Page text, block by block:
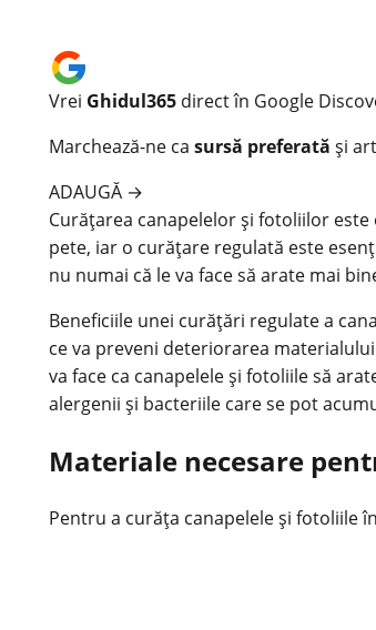
Vrei Ghidul365 direct în Google
Marchează-ne ca sursă preferată și
ADAUGĂ →
Curățarea canapelelor și fotoliilor
pete, iar o curățare regulată este
nu numai că le va face să arate mai
Beneficiile unei curățări regulate a
ce va preveni deteriorarea
va face ca canapelele și fotoliile să
alergenii și bacteriile care se pot
Materiale necesare
Pentru a curăța canapelele și fotoliile